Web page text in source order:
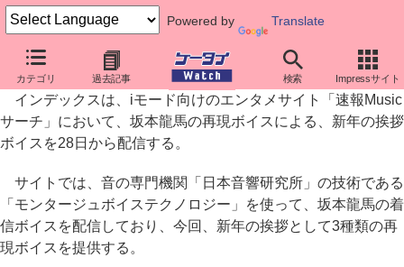
Powered by Translate
カテゴリ 過去記事 検索 Impressサイト
インデックス、坂本龍馬の再現ボイスで新年の挨拶配信
インデックスは、iモード向けのエンタメサイト「速報Music
サーチ」において、坂本龍馬の再現ボイスによる、新年の挨拶
ボイスを28日から配信する。
サイトでは、音の専門機関「日本音響研究所」の技術である
「モンタージュボイステクノロジー」を使って、坂本龍馬の着
信ボイスを配信しており、今回、新年の挨拶として3種類の再
現ボイスを提供する。